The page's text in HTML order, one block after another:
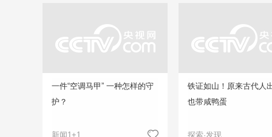
一件“空调马甲” 一种怎样的守
护？
新闻1+1
铁证如山！原来古代人
也带咸鸭蛋
探索·发现